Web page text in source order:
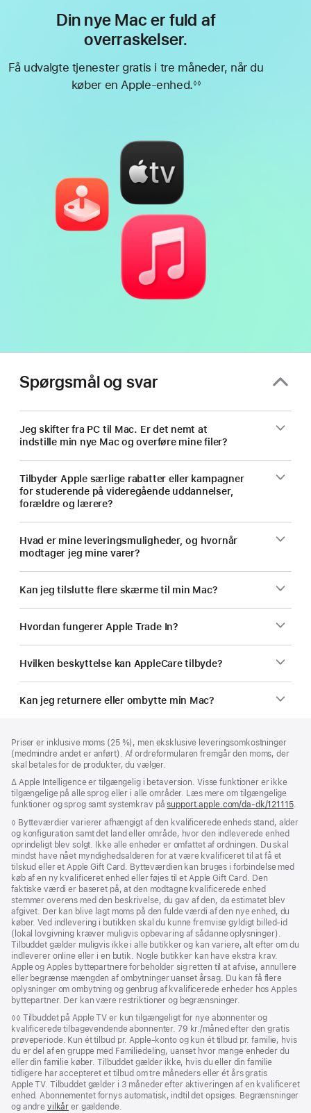
Din nye Mac er fuld af
overraskelser.
Få udvalgte tjenester gratis i tre måneder, når du
køber en Apple-enhed.◊◊
Spørgsmål og svar
Jeg skifter fra PC til Mac. Er det nemt at
indstille min nye Mac og overføre mine filer?
Tilbyder Apple særlige rabatter eller kampagner
for studerende på videregående uddannelser,
forældre og lærere?
Hvad er mine leveringsmuligheder, og hvornår
modtager jeg mine varer?
Kan jeg tilslutte flere skærme til min Mac?
Hvordan fungerer Apple Trade In?
Hvilken beskyttelse kan AppleCare tilbyde?
Kan jeg returnere eller ombytte min Mac?
Priser er inklusive moms (25 %), men eksklusive leveringsomkostninger
(medmindre andet er anført). Af ordreformularen fremgår den moms, der
skal betales for de produkter, du vælger.
Fodnote
∆ Apple Intelligence er tilgængelig i betaversion. Visse funktioner er ikke
tilgængelige på alle sprog eller i alle områder. Læs mere om tilgængelige
funktioner og sprog samt systemkrav påsupport.apple.com/da-dk/121115
et
.
Fodnote
◊ Bytteværdier varierer afhængigt af den kvalificerede enheds stand, alder
og konfiguration samt det land eller område, hvor den indleverede enhed
oprindeligt blev solgt. Ikke alle enheder er omfattet af ordningen. Du skal
mindst have nået myndighedsalderen for at være kvalificeret til at få et
tilskud eller et Apple Gift Card. Bytteværdien kan bruges i forbindelse med
køb af en ny kvalificeret enhed eller føjes til et Apple Gift Card. Den
faktiske værdi er baseret på, at den modtagne kvalificerede enhed
stemmer overens med den beskrivelse, du gav af den, da estimatet blev
afgivet. Der kan blive lagt moms på den fulde værdi af den nye enhed, du
køber. Ved indlevering i butikken skal du kunne fremvise gyldigt billed-id
(lokal lovgivning kræver muligvis opbevaring af sådanne oplysninger).
Tilbuddet gælder muligvis ikke i alle butikker og kan variere, alt efter om du
indleverer online eller i en butik. Nogle butikker kan have ekstra krav.
Apple og Apples byttepartnere forbeholder sig retten til at afvise, annullere
eller begrænse mængden af ombytninger uanset årsag. Du kan få flere
oplysninger om ombytning og genbrug af kvalificerede enheder hos Apples
byttepartner. Der kan være restriktioner og begrænsninger.
Fodnote
◊◊ Tilbuddet på Apple TV er kun tilgængeligt for nye abonnenter og
kvalificerede tilbagevendende abonnenter. 79 kr./måned efter den gratis
prøveperiode. Kun ét tilbud pr. Apple‑konto og kun ét tilbud pr. familie, hvis
du er del af en gruppe med Familiedeling, uanset hvor mange enheder du
eller din familie køber. Tilbuddet gælder ikke, hvis du eller din familie
tidligere har accepteret et tilbud om tre måneders eller ét års gratis
Apple TV. Tilbuddet gælder i 3 måneder efter aktiveringen af en kvalificeret
enhed. Abonnementet fornys automatisk, indtil det opsiges. Begrænsninger
og andre vilkår er gældende.